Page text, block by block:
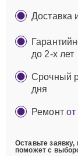
Доставка
до 2-х лет
Срочный
дня
Ремонт
Оставьте
поможет с